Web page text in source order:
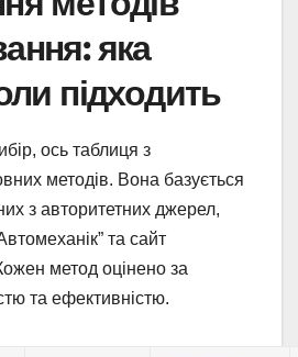
яка
підходить
ось таблиця з
методів. Вона базується
з авторитетних джерел,
та сайт
метод оцінено за
та ефективністю.